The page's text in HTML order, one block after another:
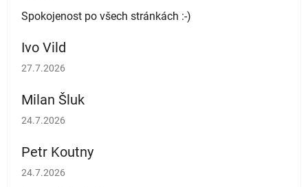
Spokojenost po všech stránkách :-)
Ivo Vild
Hodnocení obchodu je 5 z 5 hvězdiček.
27.7.2026
Milan Šluk
Hodnocení obchodu je 5 z 5 hvězdiček.
24.7.2026
Petr Koutny
Hodnocení obchodu je 5 z 5 hvězdiček.
24.7.2026